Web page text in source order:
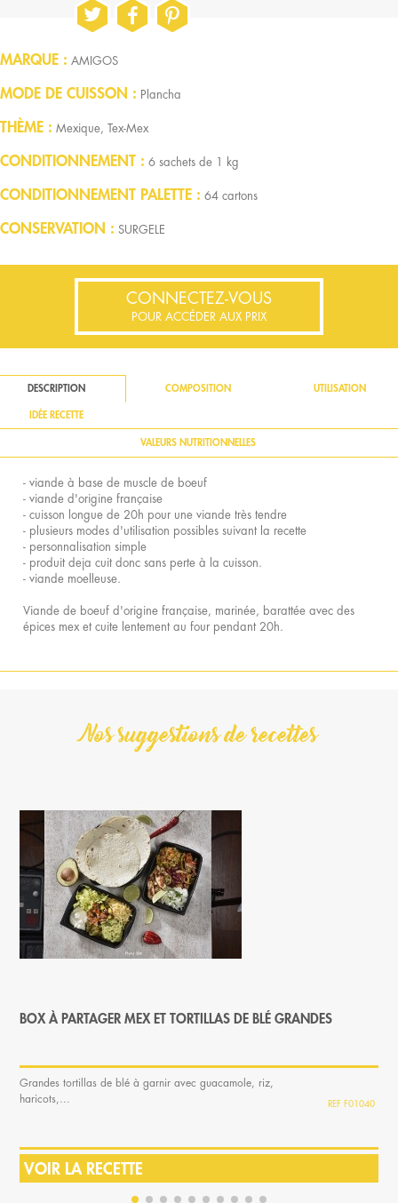
MARQUE AMIGOS
MODE DE CUISSON Plancha
THÈME Mexique, Tex-Mex
CONDITIONNEMENT 6 sachets de 1 kg
CONDITIONNEMENT PALETTE 64 cartons
CONSERVATION SURGELE
CONNECTEZ-VOUS
POUR ACCÉDER AUX PRIX
DESCRIPTION COMPOSITION UTILISATION
IDÉE RECETTE
VALEURS NUTRITIONNELLES
- viande à base de muscle de boeuf
- viande d'origine française
- cuisson longue de 20h pour une viande très tendre
- plusieurs modes d'utilisation possibles suivant la recette
- personnalisation simple
- produit deja cuit donc sans perte à la cuisson.
- viande moelleuse.
Viande de boeuf d'origine française, marinée, barattée avec des
épices mex et cuite lentement au four pendant 20h.
Nos suggestions de recettes
BOX À PARTAGER MEX ET TORTILLAS DE BLÉ GRANDES
Grandes tortillas de blé à garnir avec guacamole, riz,
haricots,...
F01040
VOIR LA RECETTE